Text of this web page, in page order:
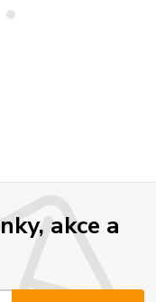
akce a